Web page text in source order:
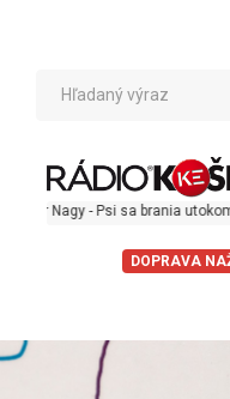
- Psi sa brania utokom
DOPRAVA